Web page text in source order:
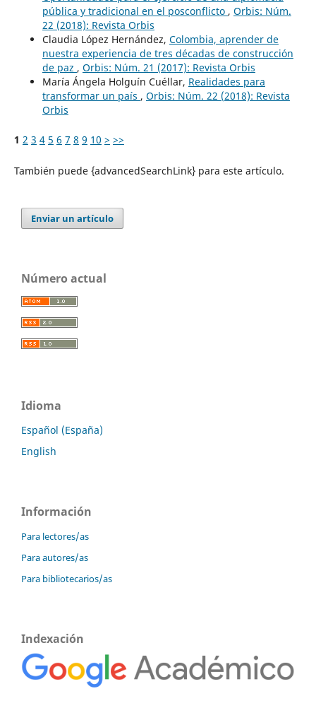
pública y tradicional en el posconflicto , Orbis: Núm.
22 (2018): Revista Orbis
Claudia López Hernández, Colombia, aprender de
nuestra experiencia de tres décadas de construcción
de paz , Orbis: Núm. 21 (2017): Revista Orbis
María Ángela Holguín Cuéllar, Realidades para
transformar un país , Orbis: Núm. 22 (2018): Revista
Orbis
1 2 3 4 5 6 7 8 9 10 > >>
También puede {advancedSearchLink} para este artículo.
Enviar un artículo
Número actual
Idioma
Español (España)
English
Información
Para lectores/as
Para autores/as
Para bibliotecarios/as
Indexación